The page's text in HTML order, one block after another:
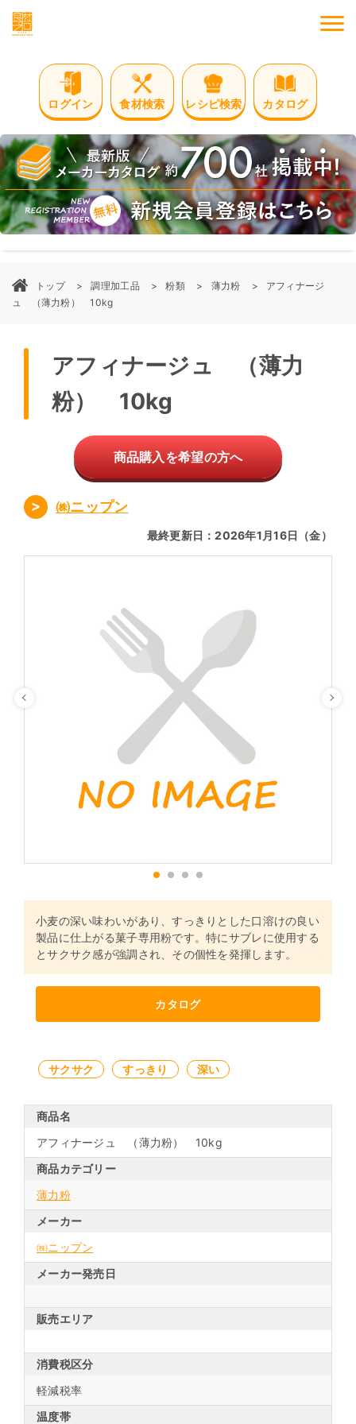
ログイン 食材検索 レシピ検索 カタログ
トップ 調理加工品 粉類 薄力粉
アフィナージ
ュ （薄力粉） 10kg
アフィナージュ （薄力
粉） 10kg
商品購入を希望の方へ
㈱ニップン
最終更新日：2026年1月16日（金）
小麦の深い味わいがあり、すっきりとした口溶けの良い
製品に仕上がる菓子専用粉です。特にサブレに使用する
とサクサク感が強調され、その個性を発揮します。
カタログ
サクサク すっきり 深い
商品名
アフィナージュ （薄力粉） 10kg
商品カテゴリー
薄力粉
メーカー
㈱ニップン
メーカー発売日
販売エリア
消費税区分
軽減税率
温度帯